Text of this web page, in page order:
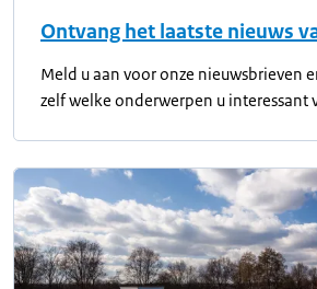
Ontvang het laatste nieuws
Meld u aan voor onze nieuwsbrieven
zelf welke onderwerpen u interessant